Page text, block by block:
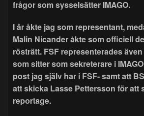
frågor som sysselsätter IMAGO.
I år åkte jag som representant,
Malin Nicander åkte som officiell
rösträtt. FSF representerades
som sitter som sekreterare i
post jag själv har i FSF- samt att
att skicka Lasse Pettersson för att
reportage.